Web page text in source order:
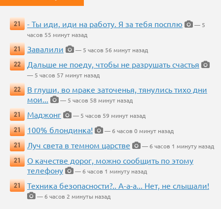
21 - Ты иди, иди на работу. Я за тебя посплю
— 5
часов 55 минут назад
21
Завалили
— 5 часов 56 минут назад
22
Дальше не поеду, чтобы не разрушать счастья
— 5 часов 57 минут назад
22
В глуши, во мраке заточенья, тянулись тихо дни
мои...
— 5 часов 58 минут назад
21
Маджонг
— 5 часов 59 минут назад
21
100% блондинка!
— 6 часов 0 минут назад
21
Луч света в темном царстве
— 6 часов 1 минуту назад
21
О качестве дорог, можно сообщить по этому
телефону
— 6 часов 1 минуту назад
21
Техника безопасности?.. А-а-а... Нет, не слышали!
— 6 часов 2 минуты назад